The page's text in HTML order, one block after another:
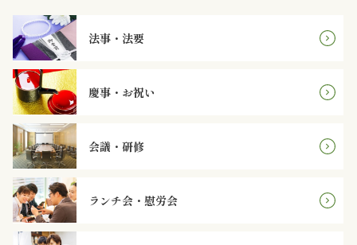
利
用
シ
ー
ン
か
ら
法事・法要
慶事・お祝い
会議・研修
ランチ会・慰労会